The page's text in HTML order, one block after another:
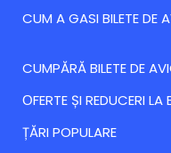
CUM A GASI BILETE DE
CUMPĂRĂ BILETE DE
ОFERTE ȘI REDUCERI LA
ȚĂRI POPULARE